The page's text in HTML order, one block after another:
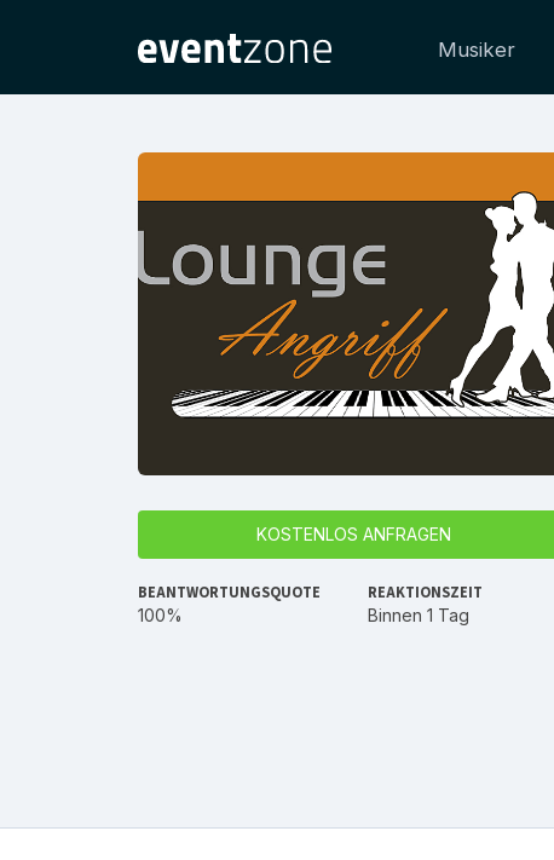
Musiker
KOSTENLOS ANFRAGEN
BEANTWORTUNGSQUOTE
100%
REAKTIONSZEIT
Binnen 1 Tag